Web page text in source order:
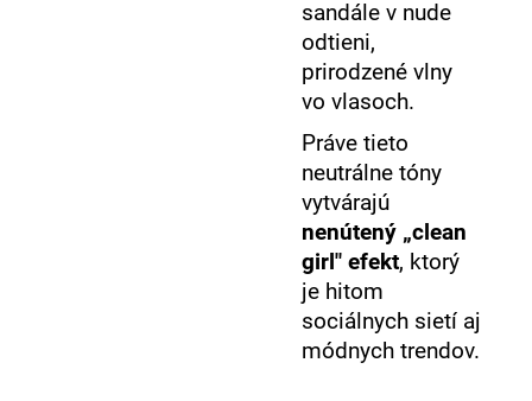
sandále v nude
odtieni,
prirodzené vlny
vo vlasoch.
Práve tieto
neutrálne tóny
vytvárajú
nenútený „clean
girl" efekt, ktorý
je hitom
sociálnych sietí aj
módnych trendov.